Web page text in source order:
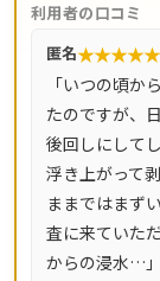
㎡と料金の目
マージンがか
き。東京都・
県・群馬県な
24時間受付、
利用者の口コミ
匿名★★★★★
「いつの頃か
たのですが、
後回しにして
浮き上がって
ままではまず
査に来ていた
からの浸水…」